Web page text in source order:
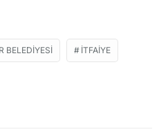
BELEDIYESI İTFAIYE